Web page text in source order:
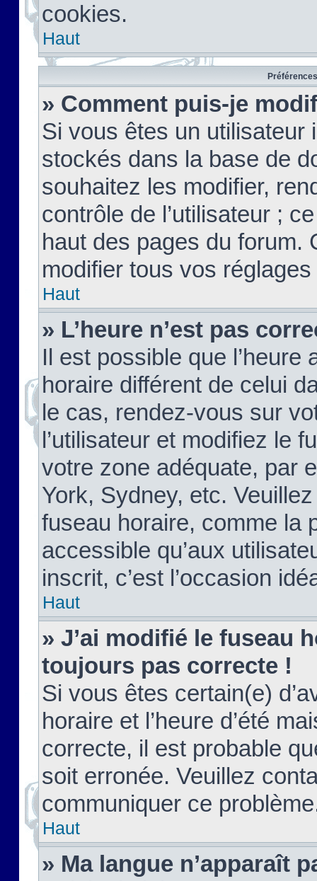
cookies.
Haut
» Comment puis-je
Si vous êtes un
stockés dans la base de
souhaitez les modifier,
contrôle de l’utilisateur ;
haut des pages du forum.
modifier tous vos
Haut
» L’heure n’est pas
Il est possible que
horaire différent de celui
le cas, rendez-vous sur
l’utilisateur et modifiez le
votre zone adéquate, par
York, Sydney, etc.
fuseau horaire, comme la
accessible qu’aux
inscrit, c’est l’occasion
Haut
» J’ai modifié le fuseau
toujours pas correcte !
Si vous êtes certain(e)
horaire et l’heure d’été
correcte, il est probable
soit erronée. Veuillez
communiquer ce
Haut
» Ma langue n’apparaît